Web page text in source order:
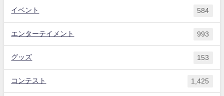
イベント 584
エンターテイメント 993
グッズ 153
コンテスト 1,425